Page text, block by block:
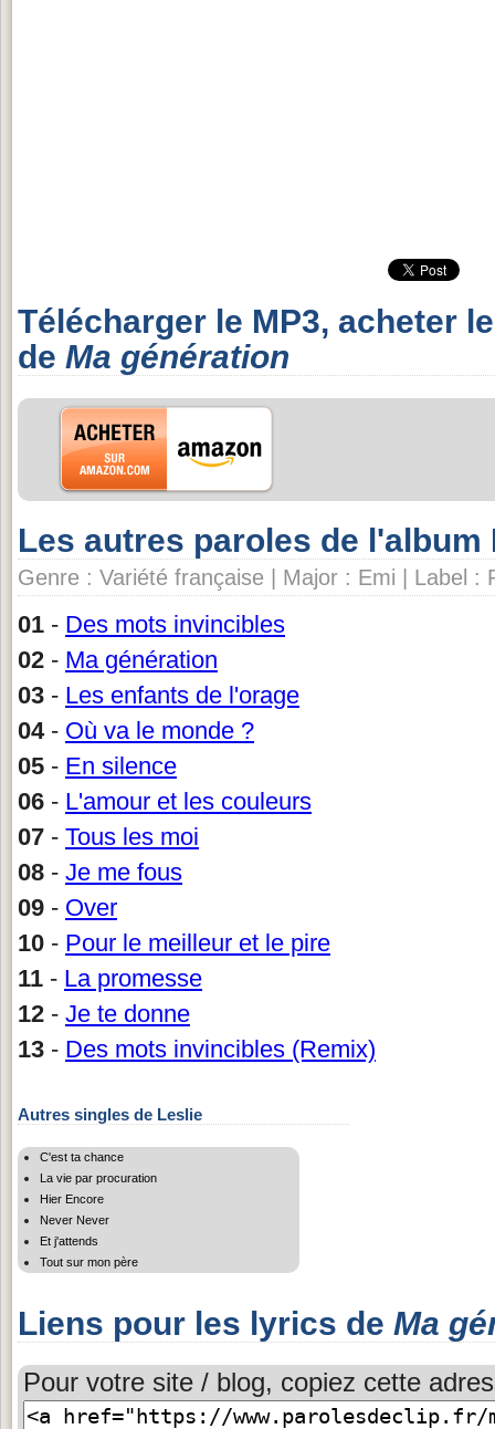
Télécharger le MP3, acheter
de Ma génération
Les autres paroles de
Genre : Variété française | Major : Emi | Label :
01 - Des mots invincibles
02 - Ma génération
03 - Les enfants de l'orage
04- Où va le monde ?
05 - En silence
06 - L'amour et les couleurs
07 - Tous les moi
08 - Je me fous
09 - Over
10 - Pour le meilleur et le pire
11 - La promesse
12 - Je te donne
13 - Des mots invincibles (Remix)
Autres singles de Leslie
C'est ta chance
La vie par procuration
Hier Encore
Never Never
Et j'attends
Tout sur mon père
Liens pour les lyrics de Ma
Pour votre site / blog, copiez cette